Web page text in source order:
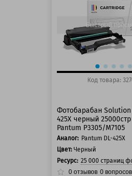
150 баллов
Быстрый
Код товара:
Фотобарабан Solution
425X черный
Pantum P3305/M7105
Аналог: Pantum DL-425X
Цвет: Черный
Ресурс: 25 000 страниц
0 отзывов 0 вопросов